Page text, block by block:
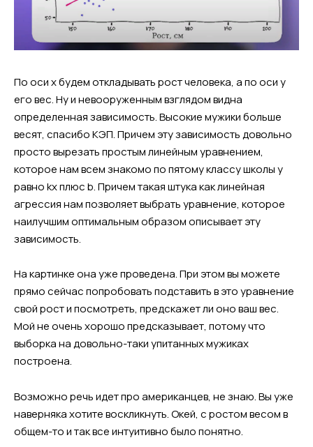
По оси х будем откладывать рост человека, а по оси у
его вес. Ну и невооруженным взглядом видна
определенная зависимость. Высокие мужики больше
весят, спасибо КЭП. Причем эту зависимость довольно
просто вырезать простым линейным уравнением,
которое нам всем знакомо по пятому классу школы y
равно kx плюс b. Причем такая штука как линейная
агрессия нам позволяет выбрать уравнение, которое
наилучшим оптимальным образом описывает эту
зависимость.
На картинке она уже проведена. При этом вы можете
прямо сейчас попробовать подставить в это уравнение
свой рост и посмотреть, предскажет ли оно ваш вес.
Мой не очень хорошо предсказывает, потому что
выборка на довольно-таки упитанных мужиках
построена.
Возможно речь идет про американцев, не знаю. Вы уже
наверняка хотите воскликнуть. Окей, с ростом весом в
общем-то и так все интуитивно было понятно.